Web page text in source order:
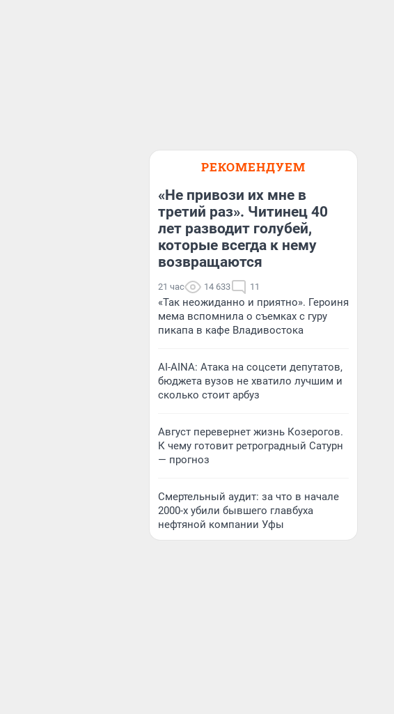
РЕКОМЕНДУЕМ
«Не привози их мне в
третий раз». Читинец 40
лет разводит голубей,
которые всегда к нему
возвращаются
21 час 14 633 11
«Так неожиданно и приятно». Героиня
мема вспомнила о съемках с гуру
пикапа в кафе Владивостока
AI-AINA: Атака на соцсети депутатов,
бюджета вузов не хватило лучшим и
сколько стоит арбуз
Август перевернет жизнь Козерогов.
К чему готовит ретроградный Сатурн
— прогноз
Смертельный аудит: за что в начале
2000-х убили бывшего главбуха
нефтяной компании Уфы